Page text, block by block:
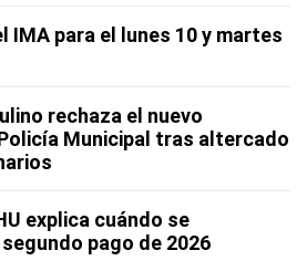
IMA para el lunes 10 y martes
rechaza el nuevo
Municipal tras altercado
explica cuándo se
pago de 2026